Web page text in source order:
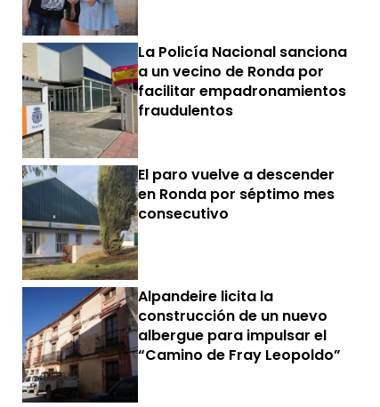
La Policía Nacional sanciona
a un vecino de Ronda por
facilitar empadronamientos
fraudulentos
El paro vuelve a descender
en Ronda por séptimo mes
consecutivo
Alpandeire licita la
construcción de un nuevo
albergue para impulsar el
“Camino de Fray Leopoldo”